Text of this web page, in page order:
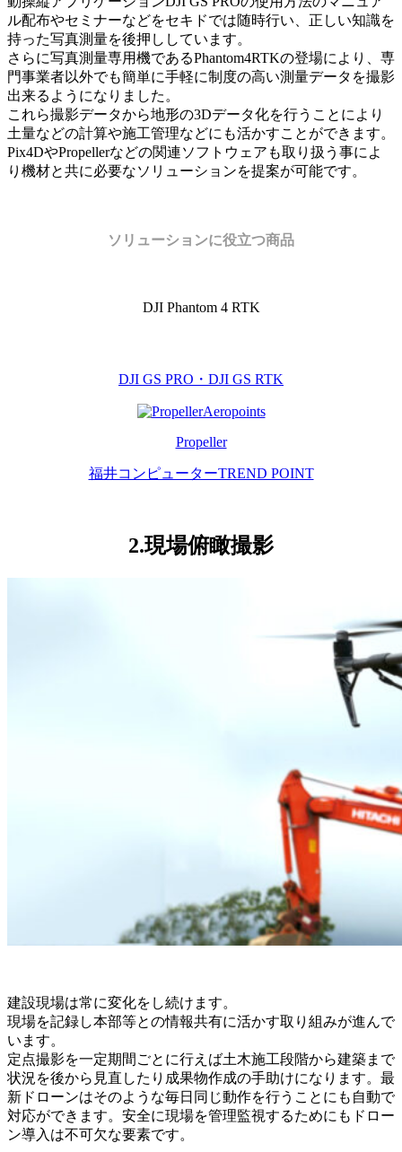
ル配布やセミナーなどをセキドでは随時行い、正しい知識を
持った写真測量を後押ししています。
さらに写真測量専用機であるPhantom4RTKの登場により、専
門事業者以外でも簡単に手軽に制度の高い測量データを撮影
出来るようになりました。
これら撮影データから地形の3Dデータ化を行うことにより
土量などの計算や施工管理などにも活かすことができます。
Pix4DやPropellerなどの関連ソフトウェアも取り扱う事によ
り機材と共に必要なソリューションを提案が可能です。
ソリューションに役立つ商品
DJI Phantom 4 RTK
DJI GS PRO・DJI GS RTK
Propeller
福井コンピューターTREND POINT
2.現場俯瞰撮影
建設現場は常に変化をし続けます。
現場を記録し本部等との情報共有に活かす取り組みが進んで
います。
定点撮影を一定期間ごとに行えば土木施工段階から建築まで
状況を後から見直したり成果物作成の手助けになります。最
新ドローンはそのような毎日同じ動作を行うことにも自動で
対応ができます。安全に現場を管理監視するためにもドロー
ン導入は不可欠な要素です。